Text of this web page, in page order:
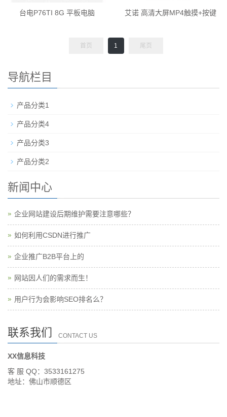
台电P76TI 8G 平板电脑 艾诺 高清大屏MP4触摸+按键
首页 1 尾页
导航栏目
产品分类1
产品分类4
产品分类3
产品分类2
新闻中心
企业网站建设后期维护需要注意哪些？
如何利用CSDN进行推广
企业推广B2B平台上的
网站因人们的需求而生！
用户行为会影响SEO排名么？
联系我们 CONTACT US
XX信息科技
客 服 QQ：3533161275
地址：佛山市顺德区